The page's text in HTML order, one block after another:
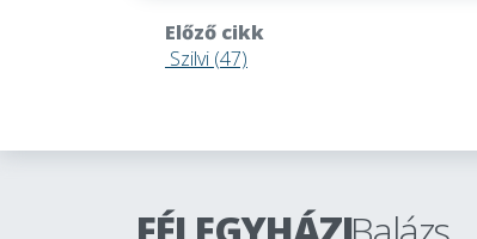
Előző cikk
Szilvi (47)